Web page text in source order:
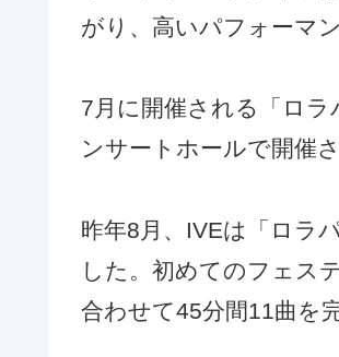
がり、高いパフォーマ
7月に開催される「ロラ
ンサートホールで開催
昨年8月、IVEは「ロラ
した。初めてのフェス
合わせて45分間11曲を